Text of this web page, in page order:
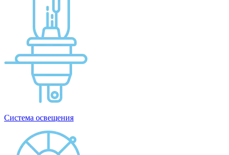
Система освещения